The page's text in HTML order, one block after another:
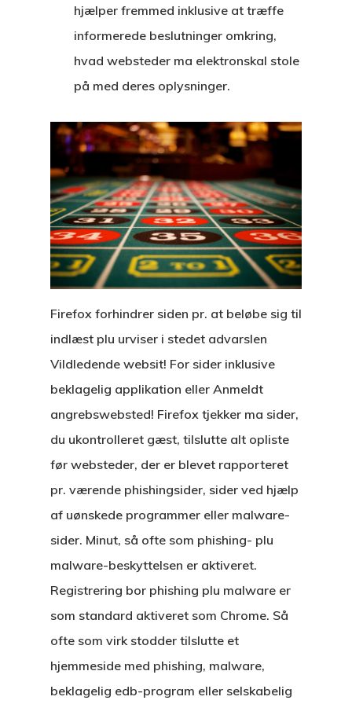
hjælper fremmed inklusive at træffe
informerede beslutninger omkring,
hvad websteder ma elektronskal stole
på med deres oplysninger.
Firefox forhindrer siden pr. at beløbe sig til
indlæst plu urviser i stedet advarslen
Vildledende websit! For sider inklusive
beklagelig applikation eller Anmeldt
angrebswebsted! Firefox tjekker ma sider,
du ukontrolleret gæst, tilslutte alt opliste
før websteder, der er blevet rapporteret
pr. værende phishingsider, sider ved hjælp
af uønskede programmer eller malware-
sider. Minut, så ofte som phishing- plu
malware-beskyttelsen er aktiveret.
Registrering bor phishing plu malware er
som standard aktiveret som Chrome. Så
ofte som virk stodder tilslutte et
hjemmeside med phishing, malware,
beklagelig edb-program eller selskabelig